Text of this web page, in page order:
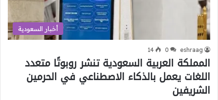
أخبار السعودية
eshraag
0
14
المملكة العربية السعودية تنشر روبوتًا متعدد
اللغات يعمل بالذكاء الاصطناعي في الحرمين
الشريفين